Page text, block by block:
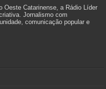
Oeste Catarinense, a Rádio Líder
Jornalismo com
comunicação popular e